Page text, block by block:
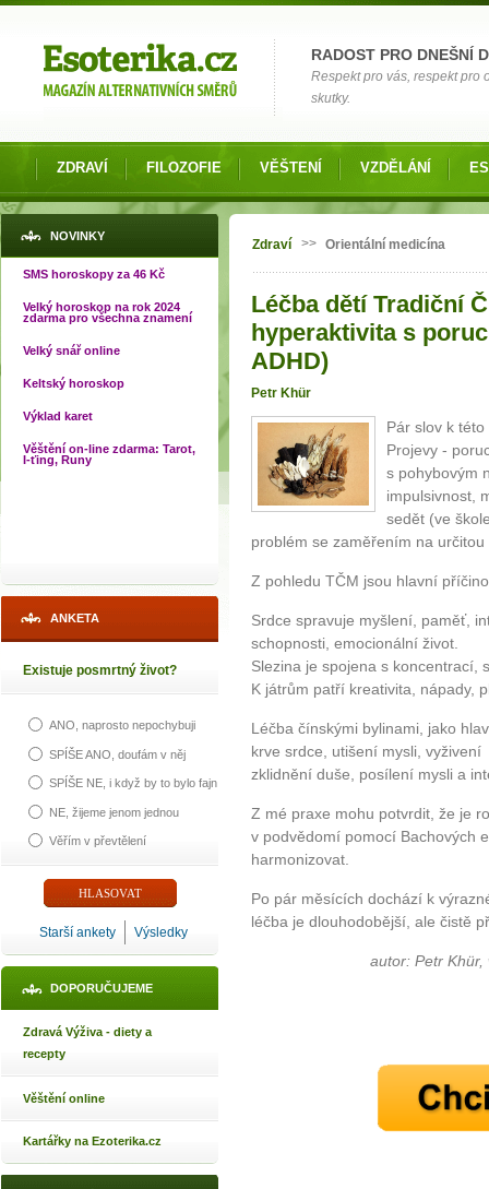
RADOST PRO DNEŠNÍ
Respekt pro vás, respekt pro
skutky.
ZDRAVÍ FILOZOFIE VĚŠTENÍ VZDĚLÁNÍ
NOVINKY
SMS horoskopy za 46 Kč
Velký horoskop na rok 2024
zdarma pro všechna znamení
Velký snář online
Keltský horoskop
Výklad karet
Věštění on-line zdarma: Tarot,
I-ťing, Runy
ANKETA
Existuje posmrtný život?
ANO, naprosto nepochybuji
SPÍŠE ANO, doufám v něj
SPÍŠE NE, i když by to bylo fajn
NE, žijeme jenom jednou
Věřím v převtělení
Starší ankety Výsledky
DOPORUČUJEME
Zdravá Výživa - diety a
recepty
Věštění online
Kartářky na Ezoterika.cz
Jste zde
Zdraví >> Orientální medicína
Léčba dětí Tradiční
hyperaktivita s
ADHD)
Petr Khür
Pár slov k
Projevy -
s pohybovým
impulsivnost,
sedět (ve
problém se zaměřením na
Z pohledu TČM jsou hlavní
Srdce spravuje myšlení, paměť,
schopnosti, emocionální život.
Slezina je spojena s koncentrací,
K játrům patří kreativita, nápady,
Léčba čínskými bylinami, jako
krve srdce, utišení mysli,
zklidnění duše, posílení mysli a
Z mé praxe mohu potvrdit, že je
v podvědomí pomocí Bachových
harmonizovat.
Po pár měsících dochází k
léčba je dlouhodobější, ale čistě
autor: Petr Khür,